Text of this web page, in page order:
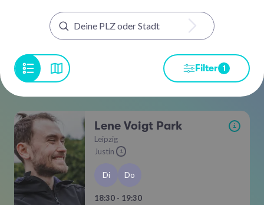
Filter 1
Lene Voigt Park i
Leipzig
Justin
i
Di Do
18:30 - 19:30